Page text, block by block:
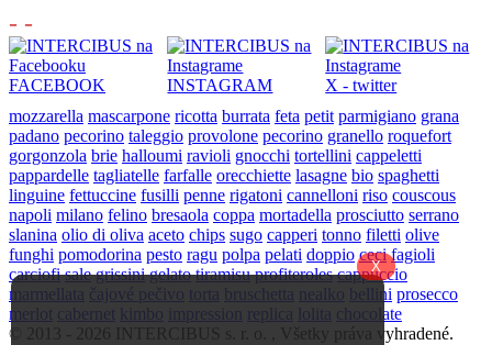
- -
FACEBOOK INSTAGRAM
X - twitter
mozzarella mascarpone ricotta burrata feta petit parmigiano grana
padano pecorino taleggio provolone pecorino granello roquefort
gorgonzola brie halloumi ravioli gnocchi tortellini cappeletti
pappardelle tagliatelle farfalle orecchiette lasagne bio spaghetti
linguine fettuccine fusilli penne rigatoni cannelloni riso couscous
napoli milano felino bresaola coppa mortadella prosciutto serrano
slanina olio di oliva aceto chips sugo capperi tonno filetti olive
funghi pomodorina pesto ragu polpa pelati doppio ceci fagioli
carciofi sale grissini gelato tiramisu profiteroles cappuccio
marmellata čajové pečivo torta bruschetta nealko bellini prosecco
merlot cabernet kimbo impression replica lolita chocolate
© 2013 -
2026 INTERCIBUS s. r. o. , Všetky práva vyhradené.
X